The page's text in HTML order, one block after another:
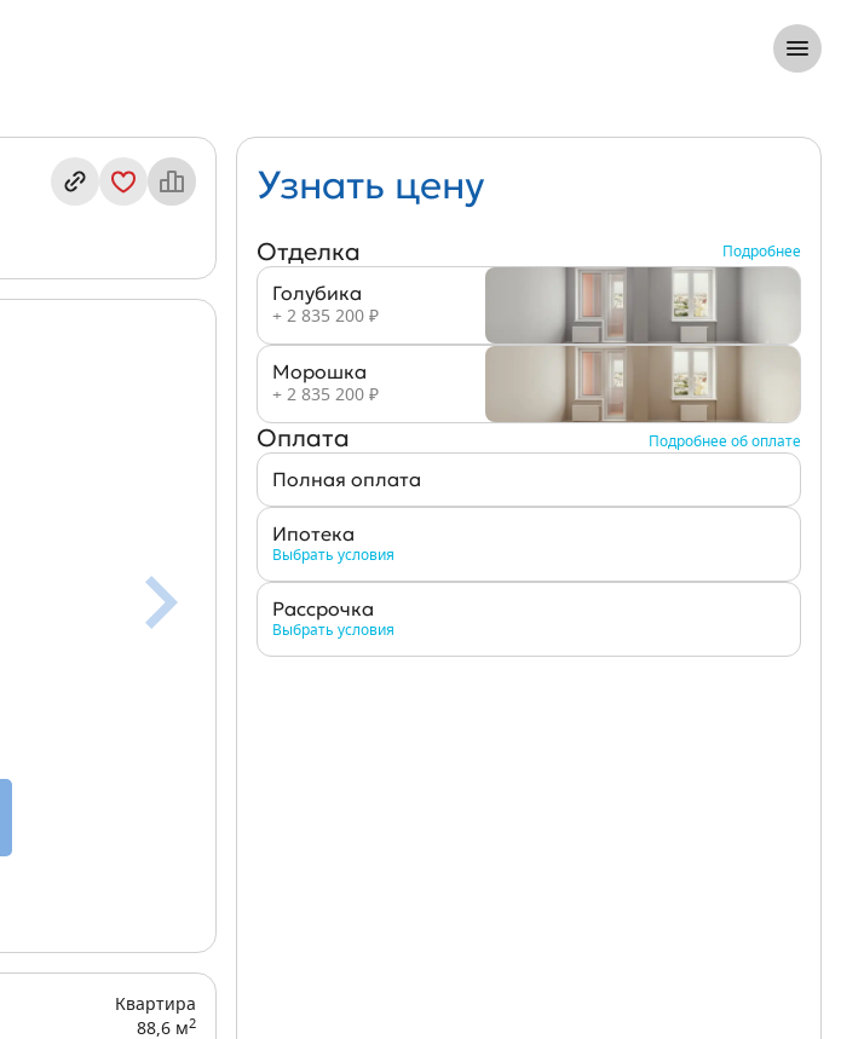
Квартира
88,6 м2
Узнать цену
Отделка Подробнее
Голубика
+ 2 835 200 ₽
Морошка
+ 2 835 200 ₽
Оплата Подробнее об оплате
Полная оплата
Ипотека
Выбрать условия
Рассрочка
Выбрать условия